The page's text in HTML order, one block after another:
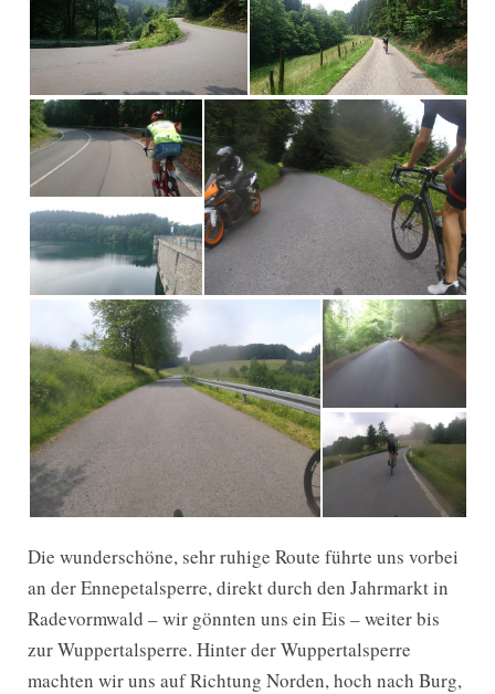
Die wunderschöne, sehr ruhige Route führte uns vorbei
an der Ennepetalsperre, direkt durch den Jahrmarkt in
Radevormwald – wir gönnten uns ein Eis – weiter bis
zur Wuppertalsperre. Hinter der Wuppertalsperre
machten wir uns auf Richtung Norden, hoch nach Burg,